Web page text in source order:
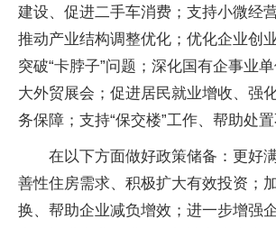
建设、促进二手车消费；支持小微经
推动产业结构调整优化；优化企业创
突破“卡脖子”问题；深化国有企事业
大外贸展会；促进居民就业增收、强
务保障；支持“保交楼”工作、帮助处置
在以下方面做好政策储备：更好
善性住房需求、积极扩大有效投资；
换、帮助企业减负增效；进一步增强